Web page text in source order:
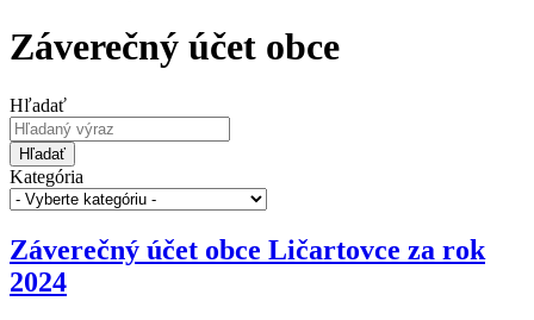
Záverečný účet obce
Hľadať
Hľadať
Kategória
Záverečný účet obce Ličartovce za rok
2024